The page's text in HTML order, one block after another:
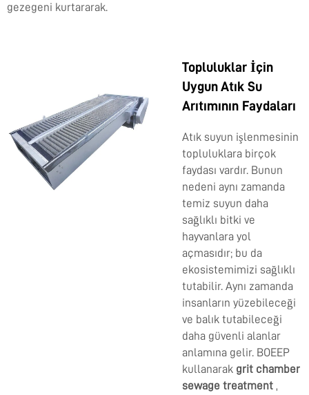
gezegeni kurtararak.
Topluluklar İçin
Uygun Atık Su
Arıtımının Faydaları
Atık suyun işlenmesinin
topluluklara birçok
faydası vardır. Bunun
nedeni aynı zamanda
temiz suyun daha
sağlıklı bitki ve
hayvanlara yol
açmasıdır; bu da
ekosistemimizi sağlıklı
tutabilir. Aynı zamanda
insanların yüzebileceği
ve balık tutabileceği
daha güvenli alanlar
anlamına gelir. BOEEP
kullanarak grit chamber
sewage treatment ,